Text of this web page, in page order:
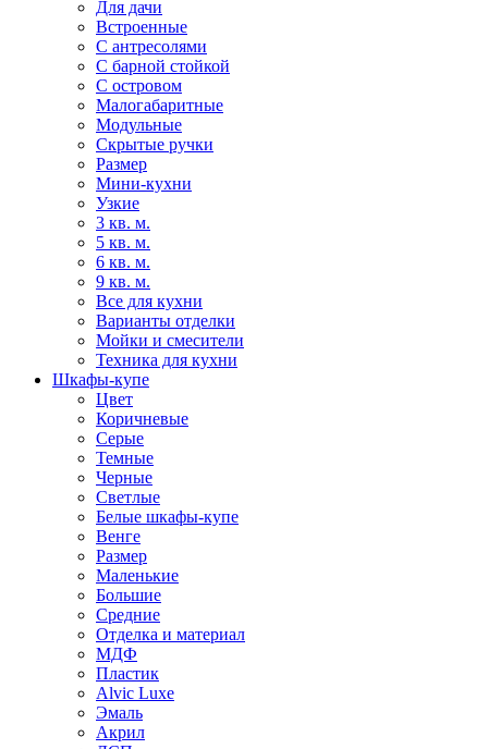
Для дачи
Встроенные
С антресолями
С барной стойкой
С островом
Малогабаритные
Модульные
Скрытые ручки
Размер
Мини-кухни
Узкие
3 кв. м.
5 кв. м.
6 кв. м.
9 кв. м.
Все для кухни
Варианты отделки
Мойки и смесители
Техника для кухни
Шкафы-купе
Цвет
Коричневые
Серые
Темные
Черные
Светлые
Белые шкафы-купе
Венге
Размер
Маленькие
Большие
Средние
Отделка и материал
МДФ
Пластик
Alvic Luxe
Эмаль
Акрил